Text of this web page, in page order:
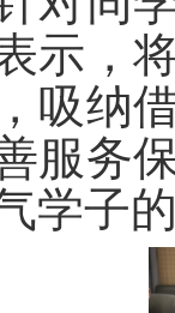
示，
吸纳
服务
学子